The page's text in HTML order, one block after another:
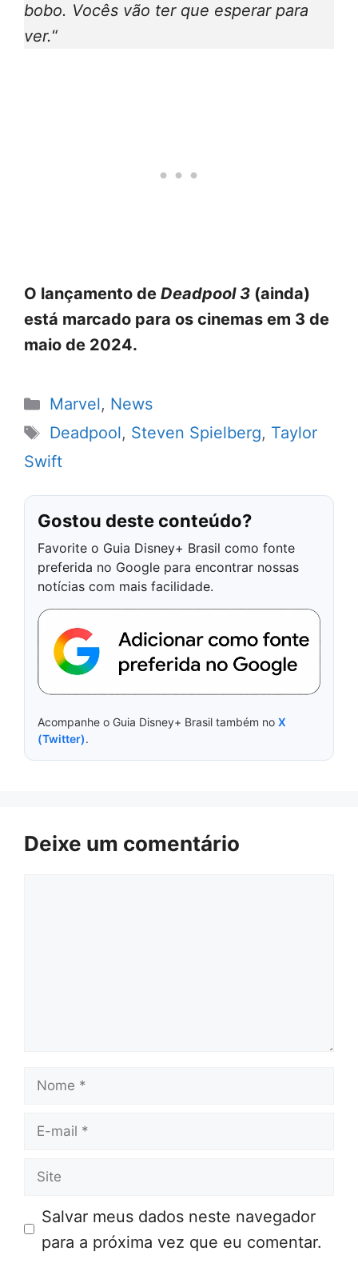
bobo. Vocês vão ter que esperar para
ver.“
O lançamento de Deadpool 3 (ainda)
está marcado para os cinemas em 3 de
maio de 2024.
Categorias
Marvel, News
Tags
Deadpool, Steven Spielberg, Taylor
Swift
Gostou deste conteúdo?
Favorite o Guia Disney+ Brasil como fonte
preferida no Google para encontrar nossas
notícias com mais facilidade.
Acompanhe o Guia Disney+ Brasil também no X
(Twitter).
Deixe um comentário
Nome
E-
Site
Salvar meus dados neste navegador
para a próxima vez que eu comentar.